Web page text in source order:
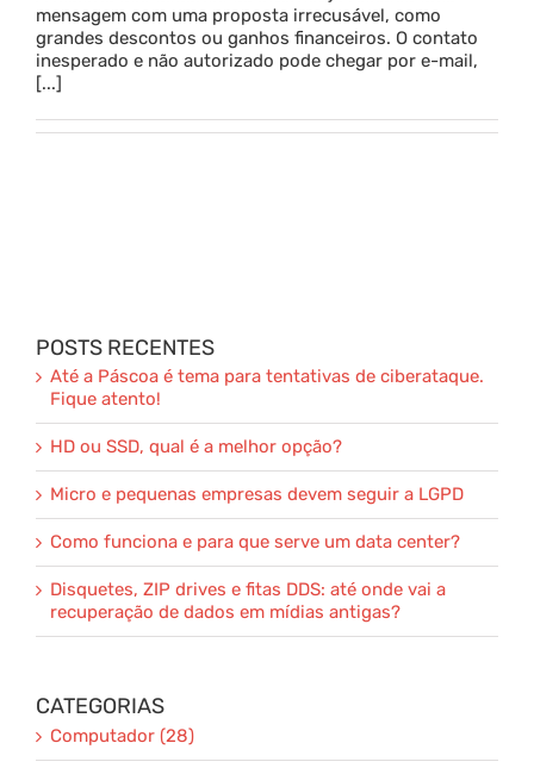
Parceria
Blog
mensagem com uma proposta irrecusável, como
grandes descontos ou ganhos financeiros. O contato
inesperado e não autorizado pode chegar por e-mail,
[...]
POSTS RECENTES
Até a Páscoa é tema para tentativas de ciberataque.
Fique atento!
HD ou SSD, qual é a melhor opção?
Micro e pequenas empresas devem seguir a LGPD
Como funciona e para que serve um data center?
Disquetes, ZIP drives e fitas DDS: até onde vai a
recuperação de dados em mídias antigas?
CATEGORIAS
Computador (28)